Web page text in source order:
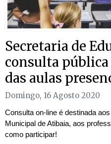
Secretaria de
consulta
das aulas
Domingo, 16 Agosto 2020
Consulta on-line é destinada
Municipal de Atibaia, aos
como participar!